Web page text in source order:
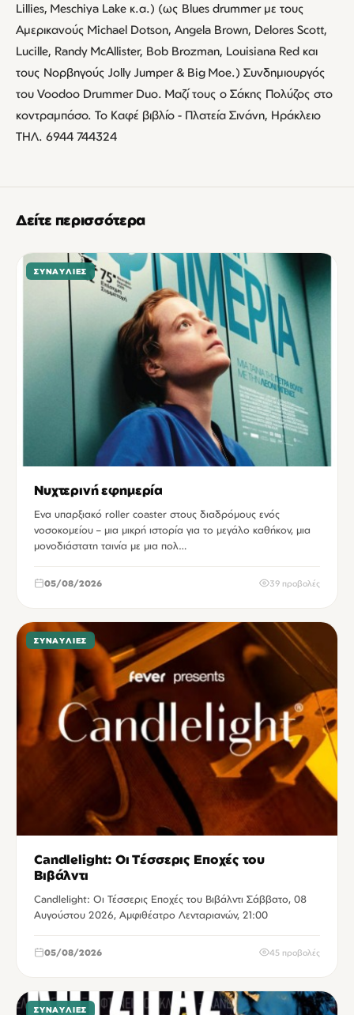
Lillies, Meschiya Lake κ.α.) (ως Blues drummer με τους
Αμερικανούς Michael Dotson, Angela Brown, Delores Scott,
Lucille, Randy McAllister, Bob Brozman, Louisiana Red και
τους Νορβηγούς Jolly Jumper & Big Moe.) Συνδημιουργός
του Voodoo Drummer Duo. Μαζί τους ο Σάκης Πολύζος στο
κοντραμπάσο. Το Καφέ βιβλίο - Πλατεία Σινάνη, Ηράκλειο
TΗΛ. 6944 744324
Δείτε περισσότερα
ΣΥΝΑΥΛΊΕΣ
Νυχτερινή εφημερία
Ενα υπαρξιακό roller coaster στους διαδρόμους ενός
νοσοκομείου – μια μικρή ιστορία για το μεγάλο καθήκον, μια
μονοδιάστατη ταινία με μια πολ…
05/08/2026 39 προβολές
ΣΥΝΑΥΛΊΕΣ
Candlelight: Οι Τέσσερις Εποχές του
Βιβάλντι
Candlelight: Οι Τέσσερις Εποχές του Βιβάλντι Σάββατο, 08
Αυγούστου 2026, Αμφιθέατρο Λενταριανών, 21:00
05/08/2026 45 προβολές
ΣΥΝΑΥΛΊΕΣ